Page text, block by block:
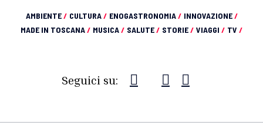
AMBIENTE/ CULTURA/ ENOGASTRONOMIA/ INNOVAZIONE/
MADE IN TOSCANA/ MUSICA/ SALUTE/ STORIE/ VIAGGI / TV /
Seguici su: